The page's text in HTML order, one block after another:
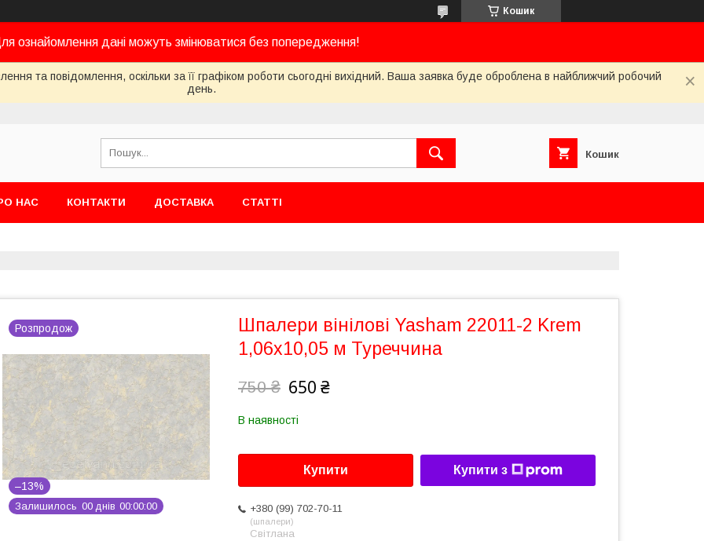
Кошик
ознайомлення дані можуть змінюватися без попередження!
та повідомлення, оскільки за її графіком роботи сьогодні вихідний. Ваша заявка буде оброблена в найближчий робочий
день.
Кошик
НАС КОНТАКТИ ДОСТАВКА СТАТТІ
Розпродож
–13%
Залишилось 00 днів 00 00 00
Шпалери вінілові Yasham 22011-2 Krem
1,06х10,05 м Туреччина
750 ₴ 650 ₴
В наявності
Купити Купити з
+380 (99) 702-70-11
шпалери
Світлана